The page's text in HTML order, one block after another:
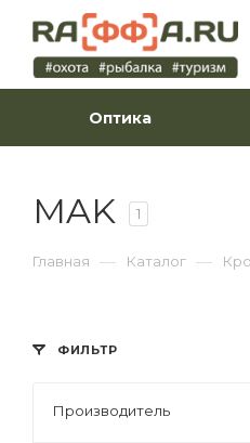
Оптика
MAK 1
Главная — Каталог —
ФИЛЬТР
Производитель